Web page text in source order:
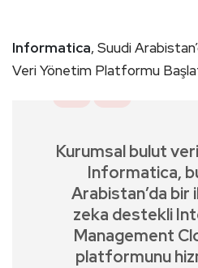
Informatica, Suudi
Veri Yönetim Platformu
Kurumsal bulut
Informatica,
Arabistan’da bir
zeka destekli
Management
platformunu